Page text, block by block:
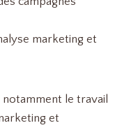
marketing et
notamment le travail
et